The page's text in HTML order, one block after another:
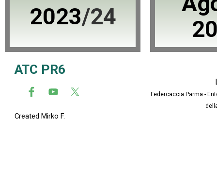
2023/24
Federcaccia Parma -
Created Mirko F.
ATC PR6